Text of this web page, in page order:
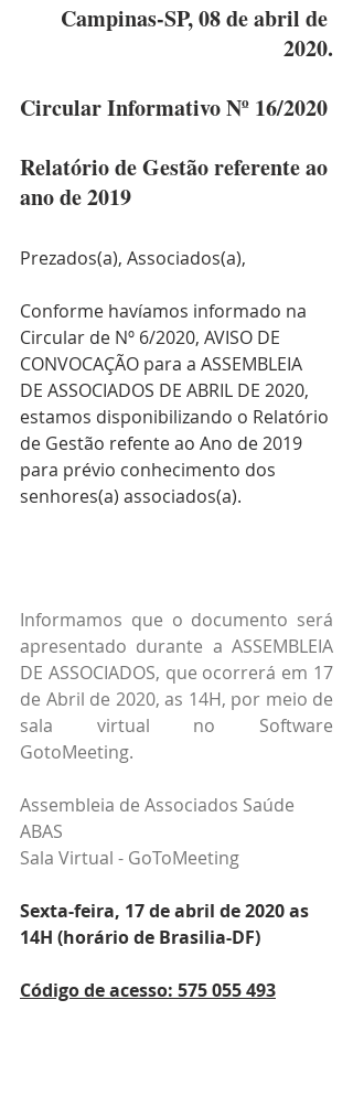
Campinas-SP, 08 de abril de
2020.
Circular Informativo Nº 16/2020
Relatório de Gestão referente ao
ano de 2019
Prezados(a), Associados(a),
Conforme havíamos informado na
Circular de Nº 6/2020, AVISO DE
CONVOCAÇÃO para a ASSEMBLEIA
DE ASSOCIADOS DE ABRIL DE 2020,
estamos disponibilizando o Relatório
de Gestão refente ao Ano de 2019
para prévio conhecimento dos
senhores(a) associados(a).
Informamos que o documento será
apresentado durante a ASSEMBLEIA
DE ASSOCIADOS, que ocorrerá em 17
de Abril de 2020, as 14H, por meio de
sala virtual no Software
GotoMeeting.
Assembleia de Associados Saúde
ABAS
Sala Virtual - GoToMeeting
Sexta-feira, 17 de abril de 2020 as
14H (horário de Brasilia-DF)
Código de acesso: 575 055 493